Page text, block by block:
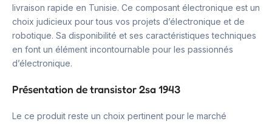
livraison rapide en Tunisie. Ce composant électronique est un
choix judicieux pour tous vos projets d’électronique et de
robotique. Sa disponibilité et ses caractéristiques techniques
en font un élément incontournable pour les passionnés
d’électronique.
Présentation de transistor 2sa 1943
Le ce produit reste un choix pertinent pour le marché